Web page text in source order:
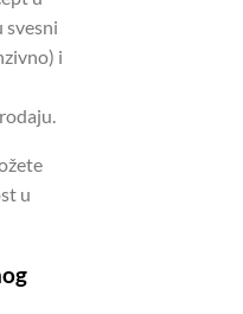
svesni
i
u